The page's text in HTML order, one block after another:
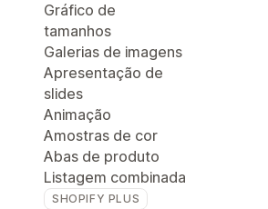
Gráfico de
tamanhos
Galerias de imagens
Apresentação de
slides
Animação
Amostras de cor
Abas de produto
Listagem combinada
SHOPIFY PLUS